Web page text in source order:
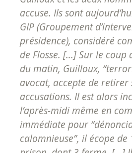
accuse. Ils sont
GIP (Groupement
présidence), considéré
de Flosse. [...] Sur le coup
du matin, Guilloux,
avocat, accepte de retirer
accusations. Il est alors
l’après-midi même en
immédiate pour
calomnieuse”, il écope de